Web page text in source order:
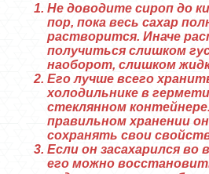
Не доводите сироп до
пор, пока весь сахар
растворится. Иначе
получиться слишком
наоборот, слишком
Его лучше всего
холодильнике в
стеклянном
правильном хранении
сохранять свои
Если он засахарился во
его можно